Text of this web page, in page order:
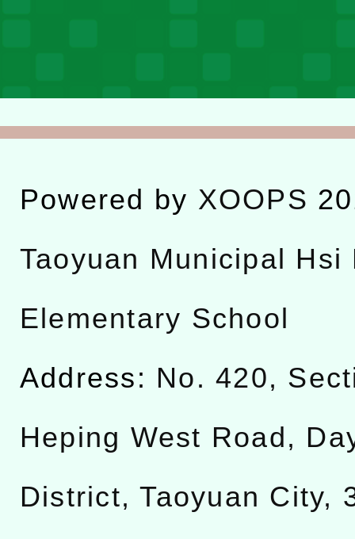
Powered by XOOPS
Taoyuan Municipal Hsi
Elementary School
Address: No. 420,
Heping West Road,
District, Taoyuan City,